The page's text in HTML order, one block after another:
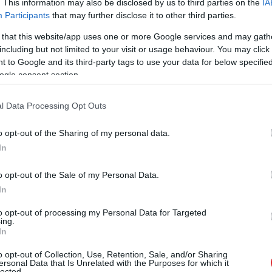
This information may also be disclosed by us to third parties on the
Participants that may further disclose it to other third parties.
that this website/app uses one or more Google services and may
but not limited to your visit or usage behaviour. You may
to Google and its third-party tags to use your data for below
consent section.
Data Processing Opt Outs
opt-out of the Sharing of my personal data.
opt-out of the Sale of my Personal Data.
opt-out of processing my Personal Data for Targeted
opt-out of Collection, Use, Retention, Sale, and/or Sharing
Data that Is Unrelated with the Purposes for which it
diena 14. jūnijā šogad tiks atzīmēta Latvijā
visā valstī pie piemiņas vietām sāksies
80 gadi kopš 14. jūnija deportācijām”
Sandra Kalniete.